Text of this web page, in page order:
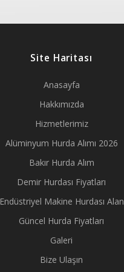
Site Haritası
Anasayfa
Hakkımızda
Hizmetlerimiz
Alüminyum Hurda Alımı 2026
Bakır Hurda Alım
Demir Hurdası Fiyatları
Endüstriyel Makine Hurdası Alan
Güncel Hurda Fiyatları
Galeri
Bize Ulaşın